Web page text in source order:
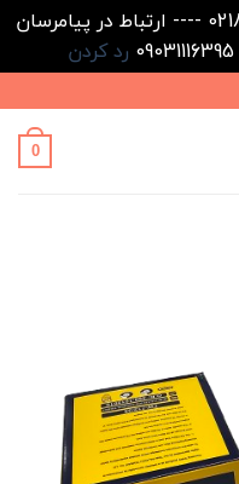
واحد ارتباط با مشتریان : 02182808933 ---- ارتباط در پیامرسان
رد کردن
0